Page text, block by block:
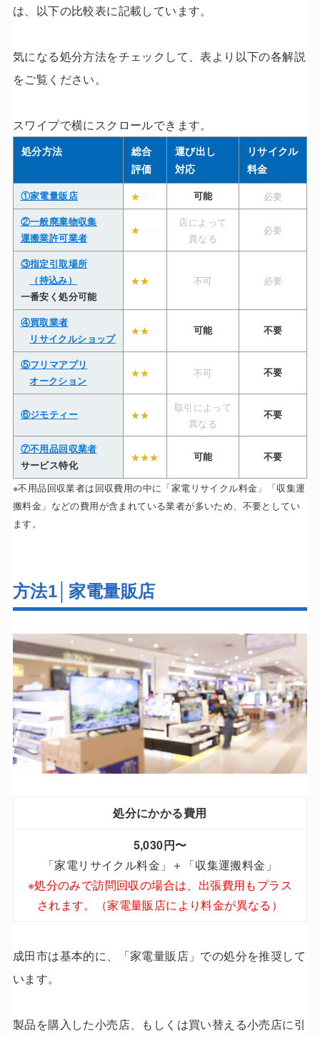
は、以下の比較表に記載しています。
気になる処分方法をチェックして、表より以下の各解説
をご覧ください。
スワイプで横にスクロールできます。
処分方法
総合
評価
運び出し
対応
リサイクル
料金
①家電量販店 ★ 可能 必要
②一般廃棄物収集
運搬業許可業者
★
店によって
異なる
必要
③指定引取場所
（持込み）
一番安く処分可能
★★ 不可 必要
④買取業者
リサイクルショップ
★★ 可能 不要
⑤フリマアプリ
オークション
★★ 不可 不要
⑥ジモティー ★★
取引によって
異なる
不要
⑦不用品回収業者
サービス特化
★★★ 可能 不要
※不用品回収業者は回収費用の中に「家電リサイクル料金」「収集運
搬料金」などの費用が含まれている業者が多いため、不要としてい
ます。
方法1│家電量販店
処分にかかる費用
5,030円〜
「家電リサイクル料金」＋「収集運搬料金」
※処分のみで訪問回収の場合は、出張費用もプラス
されます。（家電量販店により料金が異なる）
成田市は基本的に、「家電量販店」での処分を推奨して
います。
製品を購入した小売店、もしくは買い替える小売店に引